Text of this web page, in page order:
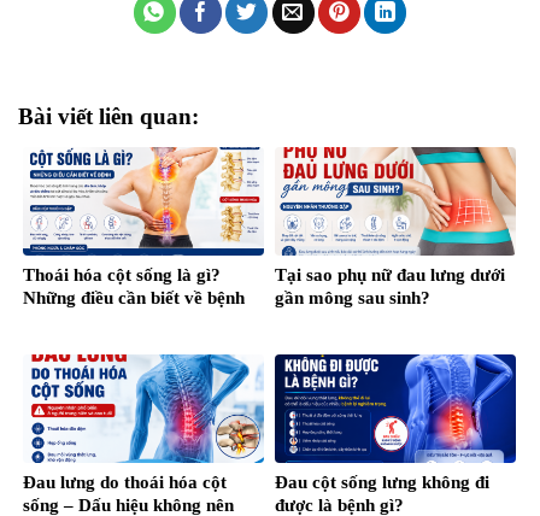
Bài viết liên quan:
Thoái hóa cột sống là gì?
Những điều cần biết về bệnh
Tại sao phụ nữ đau lưng dưới
gần mông sau sinh?
Đau lưng do thoái hóa cột
sống – Dấu hiệu không nên
Đau cột sống lưng không đi
được là bệnh gì?